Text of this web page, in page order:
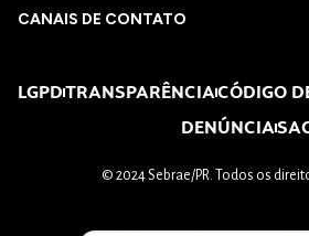
CANAIS DE CONTATO
LGPDTRANSPARÊNCIACÓDIGO
DENÚNCIA
© 2024 Sebrae/PR. Todos os